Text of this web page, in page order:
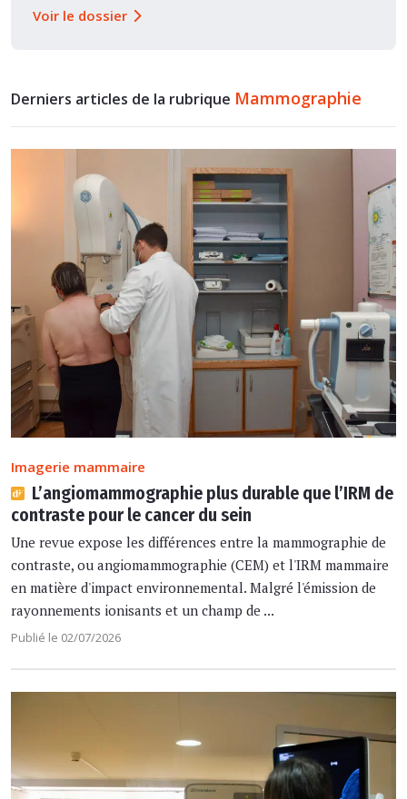
Voir le dossier
Derniers articles de la rubrique Mammographie
Imagerie mammaire
L’angiomammographie plus durable que l’IRM de
contraste pour le cancer du sein
Une revue expose les différences entre la mammographie de
contraste, ou angiomammographie (CEM) et l'IRM mammaire
en matière d'impact environnemental. Malgré l'émission de
rayonnements ionisants et un champ de ...
Publié le 02/07/2026